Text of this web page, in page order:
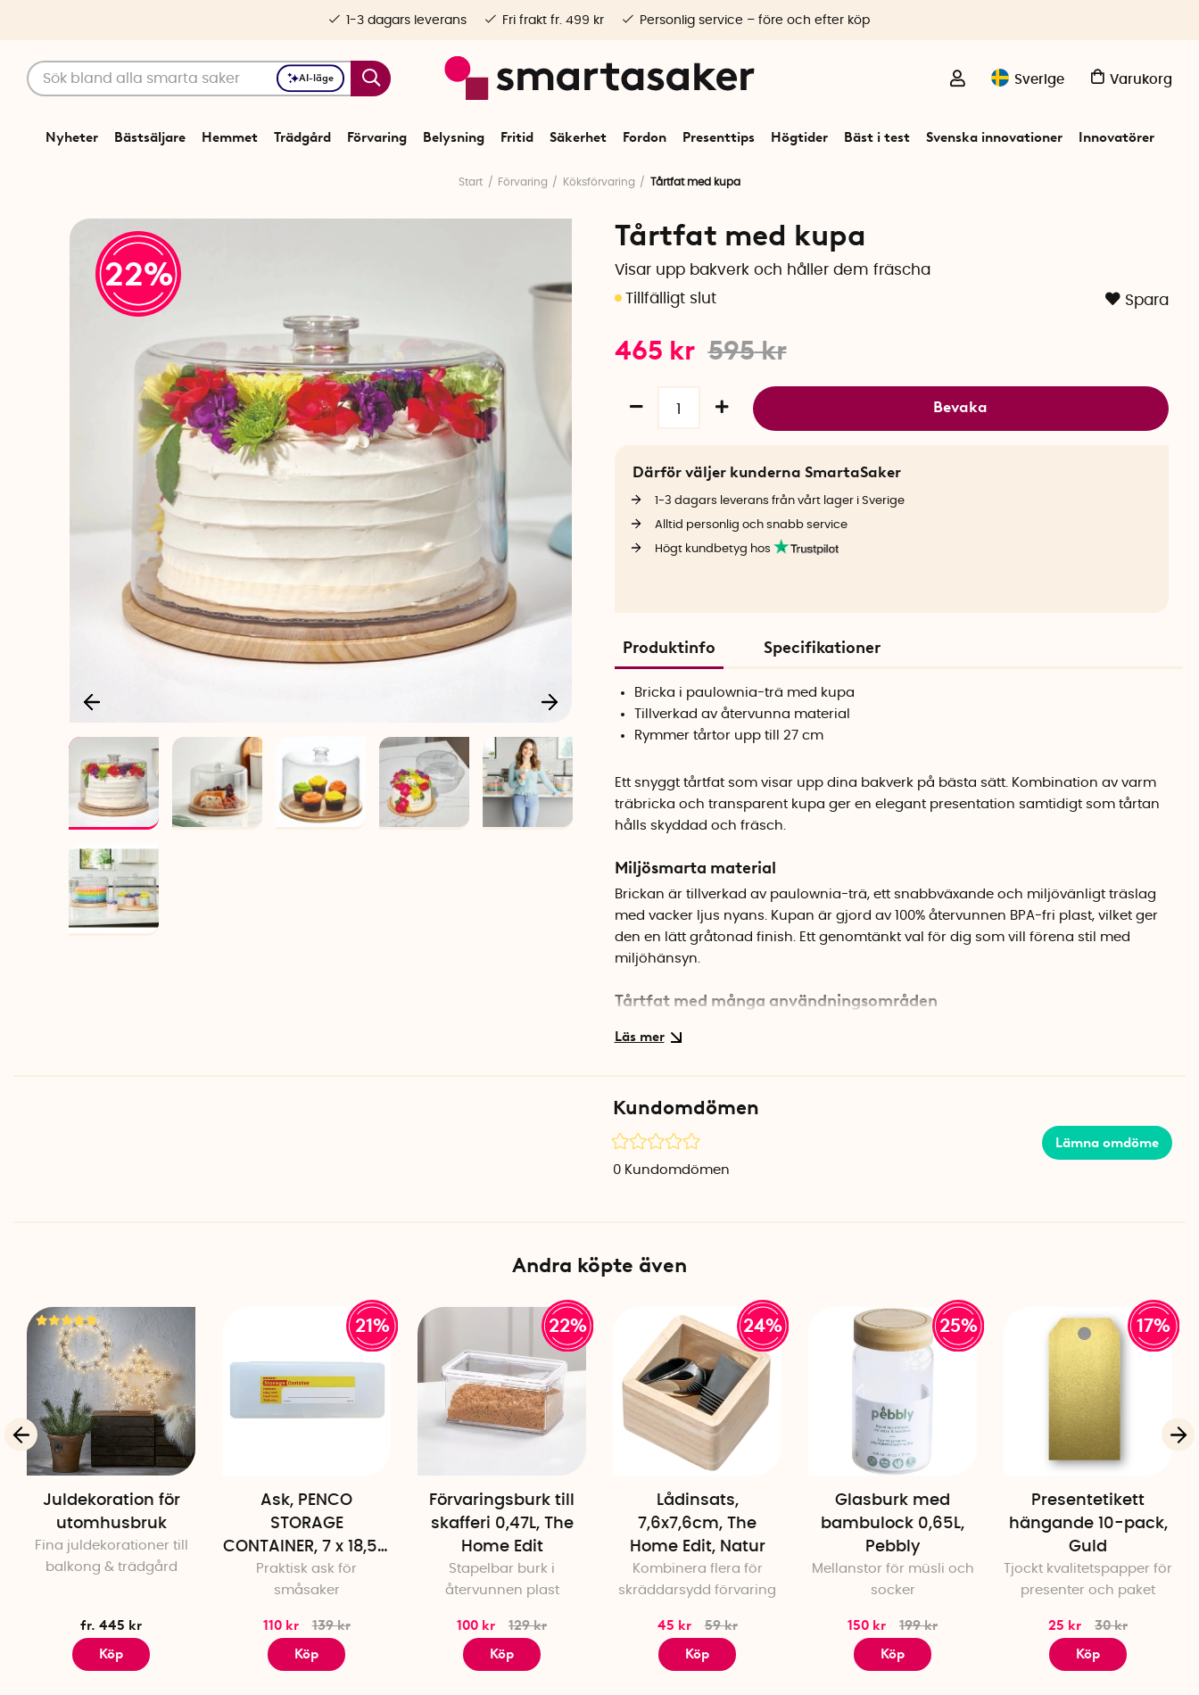
AI-läge Sverige Varukorg
Nyheter Bästsäljare Hemmet Trädgård Förvaring Belysning Fritid Säkerhet Fordon Presenttips Högtider Bäst i test Svenska innovationer Innovatörer
1-3 dagars leverans Fri frakt fr. 499 kr Personlig service – före och efter köp
Start Förvaring Köksförvaring Tårtfat med kupa
22
Tårtfat med kupa
Visar upp bakverk och håller dem fräscha
Spara
595kr
465 kr
Bevaka
Därför väljer kunderna SmartaSaker
1-3 dagars leverans från vårt lager i Sverige
Alltid personlig och snabb service
Högt kundbetyg hos
Produktinfo Specifikationer
Bricka i paulownia-trä med kupa
Tillverkad av återvunna material
Rymmer tårtor upp till 27 cm
Ett snyggt tårtfat som visar upp dina bakverk på bästa sätt. Kombination av varm
träbricka och transparent kupa ger en elegant presentation samtidigt som tårtan
hålls skyddad och fräsch.
Miljösmarta material
Brickan är tillverkad av paulownia-trä, ett snabbväxande och miljövänligt träslag
med vacker ljus nyans. Kupan är gjord av 100% återvunnen BPA-fri plast, vilket ger
den en lätt gråtonad finish. Ett genomtänkt val för dig som vill förena stil med
miljöhänsyn.
Tårtfat med många användningsområden
Specifikationer
Mått: Ø 27,5 x H 19,8 cm
Material bricka: Paulownia-trä
Kundomdömen
Lämna omdöme
0 Kundomdömen
Andra köpte även
Juldekoration för
utomhusbruk
Fina juldekorationer till
balkong & trädgård
fr. 445 kr
Köp
21%
Ask, PENCO
STORAGE
CONTAINER, 7 x 18,5 x
H 2,5 cm
Praktisk ask för
småsaker
110 kr
139 kr
Köp
22%
Förvaringsburk till
skafferi 0,47L, The
Home Edit
Stapelbar burk i
återvunnen plast
100 kr
129 kr
Köp
24%
Lådinsats,
7,6x7,6cm, The
Home Edit, Natur
Kombinera flera för
skräddarsydd förvaring
45 kr
59 kr
Köp
25%
Glasburk med
bambulock 0,65L,
Pebbly
Mellanstor för müsli och
socker
150 kr
199 kr
Köp
17%
Presentetikett
hängande 10-pack,
Guld
Tjockt kvalitetspapper för
presenter och paket
25 kr
30 kr
Köp